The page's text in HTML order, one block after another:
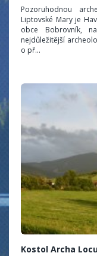
Pozoruhodnou
Liptovské Mary je
obce Bobrovník,
nejdůležitější
o př...
Kostol Archa